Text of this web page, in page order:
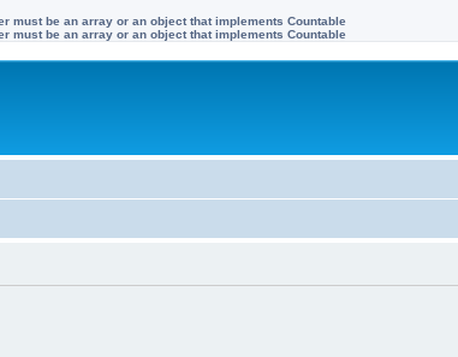
must be an array or an object that implements Countable
must be an array or an object that implements Countable